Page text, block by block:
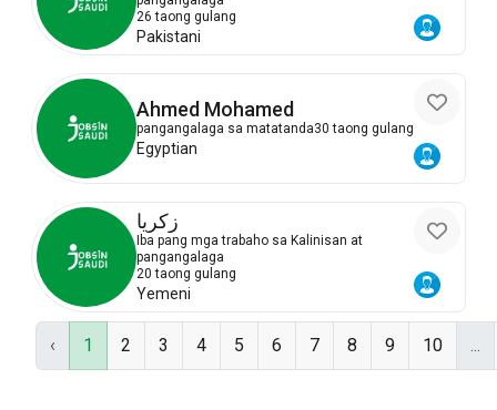
26 taong gulang
Pakistani
Ahmed Mohamed
pangangalaga sa matatanda30 taong gulang
Egyptian
زكريا
Iba pang mga trabaho sa Kalinisan at
pangangalaga
20 taong gulang
Yemeni
‹ 1 2 3 4 5 6 7 8 9 10 ...